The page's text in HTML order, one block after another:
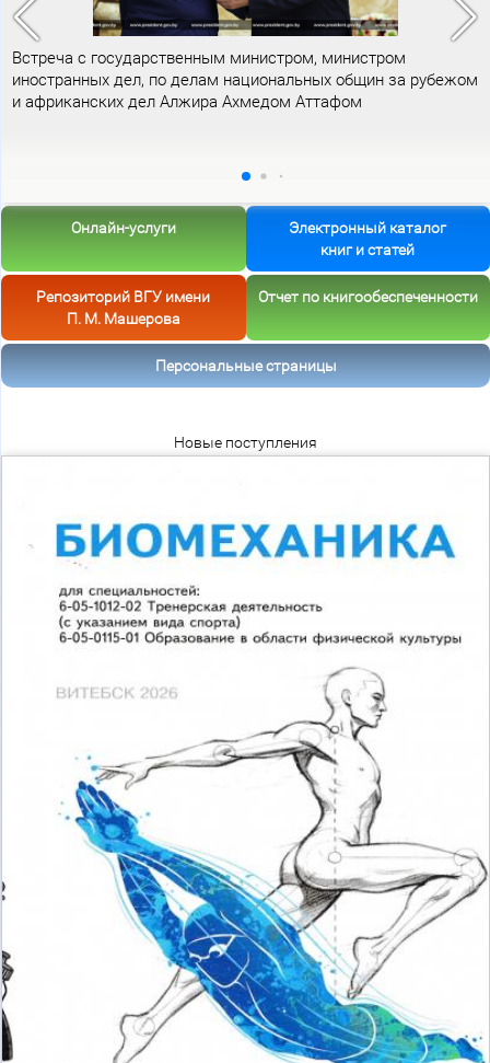
Встреча с государственным министром, министром
иностранных дел, по делам национальных общин за рубежом
и африканских дел Алжира Ахмедом Аттафом
Онлайн-услуги
Электронный каталог
книг и статей
Репозиторий ВГУ имени
П. М. Машерова
Отчет по книгообеспеченности
Персональные страницы
Новые поступления